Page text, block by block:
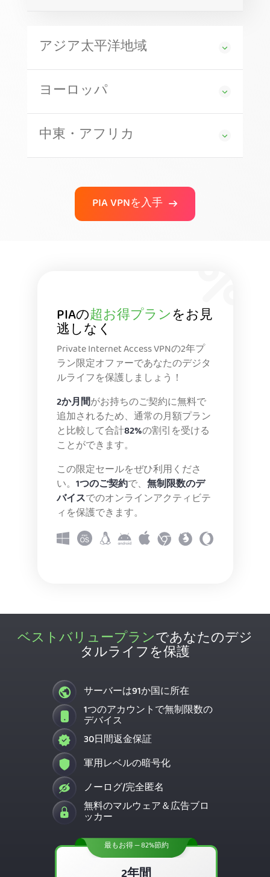
アジア太平洋地域
ヨーロッパ
中東・アフリカ
PIA VPNを入手
PIAの超お得プランをお見
逃しなく
Private Internet Access VPNの2年プ
ラン限定オファーであなたのデジタ
ルライフを保護しましょう！
2か月間がお持ちのご契約に無料で
追加されるため、通常の月額プラン
と比較して合計82%の割引を受ける
ことができます。
この限定セールをぜひ利用くださ
い。 1つのご契約で、 無制限数のデ
バイスでのオンラインアクティビテ
ィを保護できます。
ベストバリュープランであなたのデジ
タルライフを保護
サーバーは91か国に所在
1つのアカウントで無制限数の
デバイス
30日間返金保証
最もお得 — 82%節約
軍用レベルの暗号化
ノーログ/完全匿名
無料のマルウェア＆広告ブロ
ッカー